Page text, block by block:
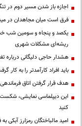
اجازه باز شدن مسیر دوم در
فرق است میان مجاهدان در
یکصد و پنجاه و سومین شب
ریشه‌ای مشکلات شهری
هشدار حاجی دلیگانی درباره
باید افراد کارآمدتر را به
هدف قرار گرفتن اتاق‌
این دیپلماسی نمایشی،
کنید
امید مالباختگان رمزارز آبکی